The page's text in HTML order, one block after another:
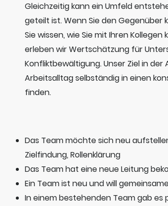
Gleichzeitig kann ein Umfeld
geteilt ist. Wenn Sie den
Sie wissen, wie Sie mit Ihren
erleben wir Wertschätzung für
Konfliktbewältigung. Unser Ziel in
Arbeitsalltag selbständig in einen
finden.
Das Team möchte sich neu
Zielfindung, Rollenklärung
Das Team hat eine neue Leitung
Ein Team ist neu und will
In einem bestehenden Team gab es